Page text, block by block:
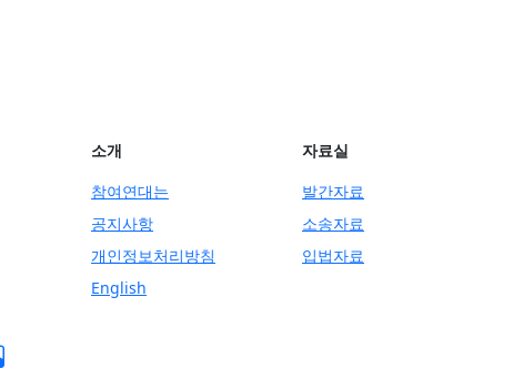
소개
참여연대는
공지사항
개인정보처리방침
English
자료실
발간자료
소송자료
입법자료